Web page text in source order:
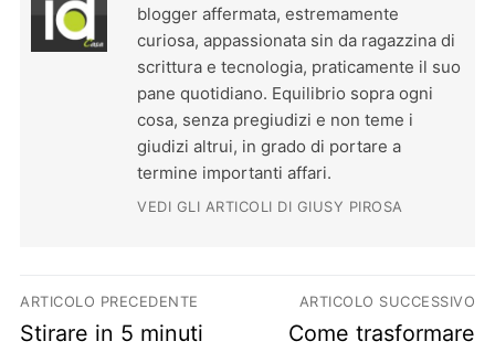
blogger affermata, estremamente
curiosa, appassionata sin da ragazzina di
scrittura e tecnologia, praticamente il suo
pane quotidiano. Equilibrio sopra ogni
cosa, senza pregiudizi e non teme i
giudizi altrui, in grado di portare a
termine importanti affari.
VEDI GLI ARTICOLI DI GIUSY PIROSA
Navigazione articoli
ARTICOLO PRECEDENTE
Previous post:
Stirare in 5 minuti
ARTICOLO SUCCESSIVO
Next post:
Come trasformare